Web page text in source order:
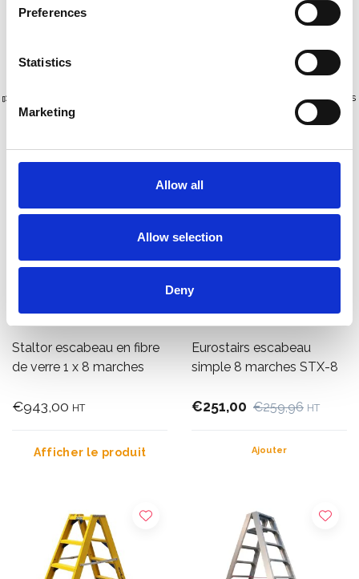
Preferences
Statistics
Marketing
Allow all
Allow selection
Deny
Livraison gratuite aux Pays-Bas
et en Belgique
Staltor escabeau en fibre
de verre 1 x 8 marches
€943,00 HT
Afficher le produit
Eurostairs escabeau
simple 8 marches STX-8
€251,00 €259,96 HT
Ajouter